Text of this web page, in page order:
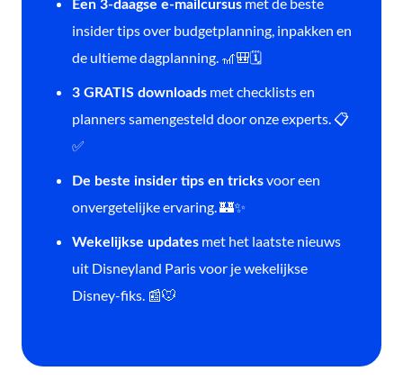
Een 3-daagse e-mailcursus met de beste
insider tips over budgetplanning, inpakken en
de ultieme dagplanning. 🎢🎒🗓️
3 GRATIS downloads met checklists en
planners samengesteld door onze experts. 📋
✅
De beste insider tips en tricksvoor een
onvergetelijke ervaring. 🏰✨
Wekelijkse updates met het laatste nieuws
uit Disneyland Paris voor je wekelijkse
Disney-fiks. 📰🐭